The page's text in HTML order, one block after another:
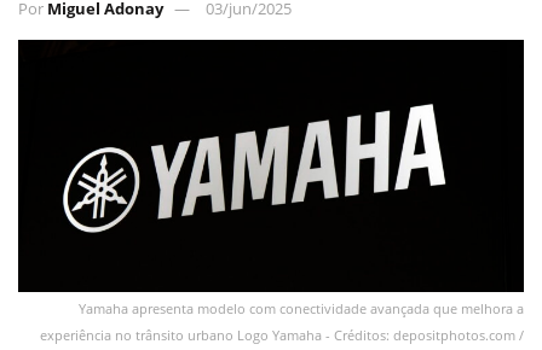
Por Miguel Adonay 03/jun/2025
Yamaha apresenta modelo com conectividade avançada que melhora a
experiência no trânsito urbano Logo Yamaha - Créditos: depositphotos.com /